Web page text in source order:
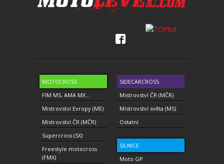
MOTOCROSS
FIM MS, AMA MX...
Mistrovství Evropy (ME)
Mistrovství ČR (MČR)
Supercross (SX)
Freestyle motocross
(FMX)
SIDECARCROSS
Mistrovství ČR (MČR)
Mistrovství světa (MS)
Ostatní
SILNICE
Moto GP